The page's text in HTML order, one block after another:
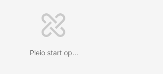
Pleio start op...